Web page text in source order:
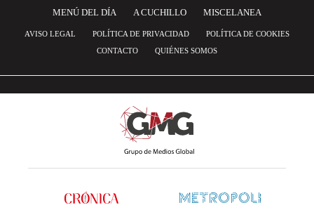
MENÚ DEL DÍA
A CUCHILLO MISCELANEA
AVISO LEGAL POLÍTICA DE PRIVACIDAD
POLÍTICA DE COOKIES
CONTACTO
QUIÉNES SOMOS